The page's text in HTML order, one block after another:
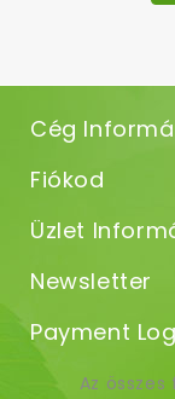
Cég
Fiókod
Üzlet
Newsletter
Payment
Az